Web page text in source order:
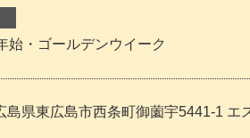
始・ゴールデンウイーク
島県東広島市西条町御薗宇5441-1 エ